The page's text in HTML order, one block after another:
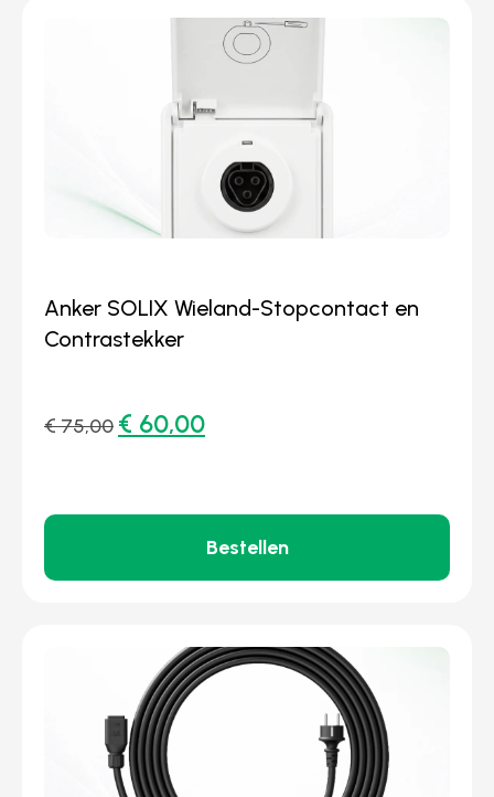
Anker SOLIX Wieland-Stopcontact en
Contrastekker
€75,00 € 60,00
Bestellen